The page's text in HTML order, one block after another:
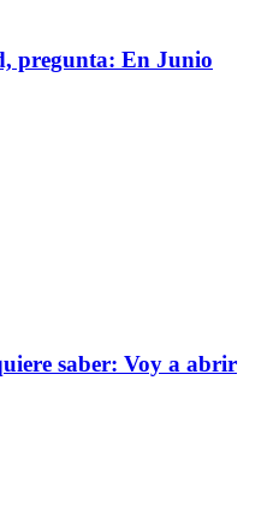
pregunta: En Junio
saber: Voy a abrir